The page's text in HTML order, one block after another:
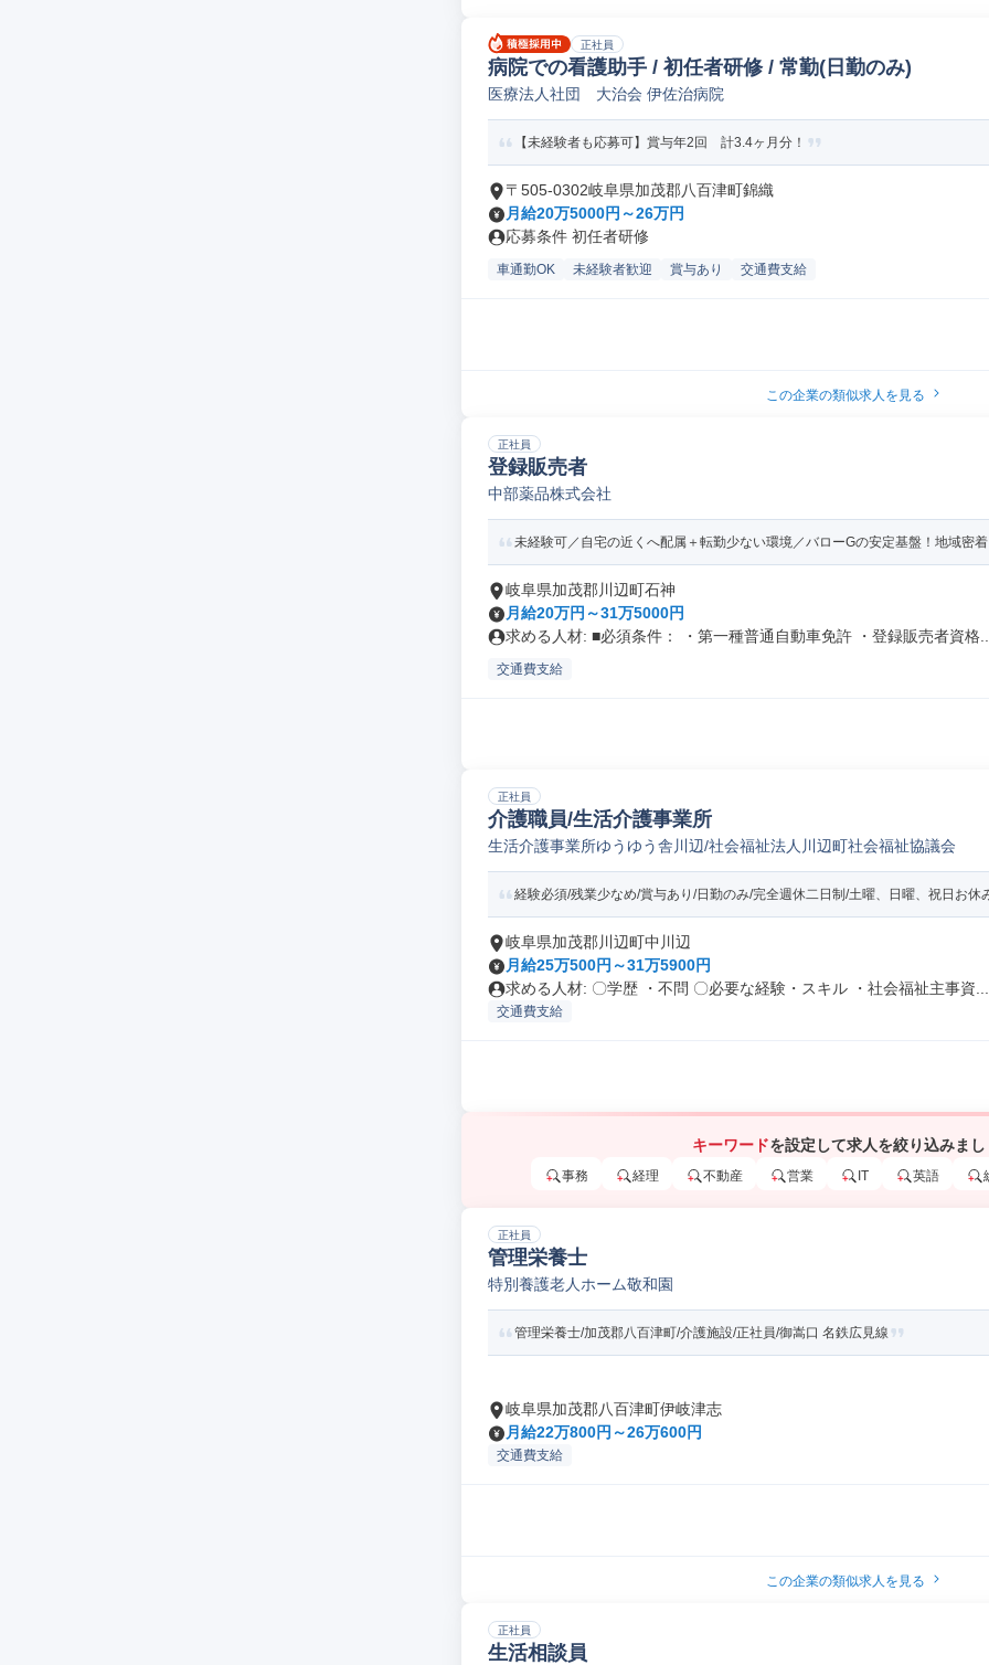
正社員
病院での看護助手 / 初任者研修 / 常勤(日勤のみ)
医療法人社団 大治会 伊佐治病院
【未経験者も応募可】賞与年2回 計3.4ヶ月分！
〒505-0302岐阜県加茂郡八百津町錦織
月給20万5000円～26万円
応募条件 初任者研修
車通勤OK 未経験者歓迎 賞与あり 交通費支給
この企業の類似求人を見る
正社員
登録販売者
中部薬品株式会社
未経験可／自宅の近くへ配属＋転勤少ない環境／バローGの安定基盤！地域密
岐阜県加茂郡川辺町石神
月給20万円～31万5000円
求める人材: ■必須条件： ・第一種普通自動車免許 ・登録販売者資格
交通費支給
正社員
介護職員/生活介護事業所
生活介護事業所ゆうゆう舎川辺/社会福祉法人川辺町社会福祉協議会
経験必須/残業少なめ/賞与あり/日勤のみ/完全週休二日制/土曜、日曜、祝日お休
岐阜県加茂郡川辺町中川辺
月給25万500円～31万5900円
求める人材: 〇学歴 ・不問 〇必要な経験・スキル ・社会福祉主事資...
交通費支給
キーワードを設定して求人を絞り込みま
事務 経理 不動産 営業 IT 英語
正社員
管理栄養士
特別養護老人ホーム敬和園
管理栄養士/加茂郡八百津町/介護施設/正社員/御嵩口 名鉄広見線
岐阜県加茂郡八百津町伊岐津志
月給22万800円～26万600円
交通費支給
この企業の類似求人を見る
正社員
生活相談員